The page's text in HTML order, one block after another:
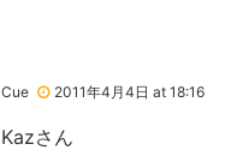
Cue 2011年4月4日 at 18:16
Kazさん